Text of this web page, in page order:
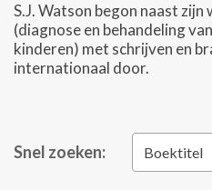
S.J. Watson begon naast zijn
(diagnose en behandeling
kinderen) met schrijven en
internationaal door.
Snel zoeken: Boektitel